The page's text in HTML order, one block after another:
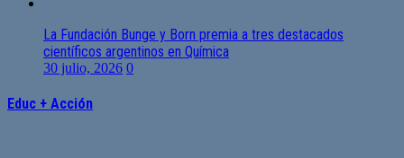
La Fundación Bunge y Born premia a tres destacados
científicos argentinos en Química
30 julio, 2026 0
Educ + Acción